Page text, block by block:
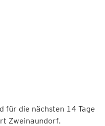
für die nächsten 14 Tage
Zweinaundorf.